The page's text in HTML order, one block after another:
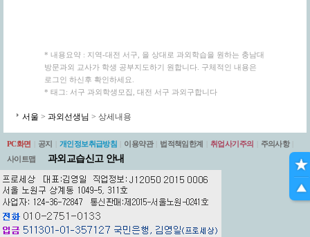
* 내용요약 : 지역-대전 서구, 을 상대로 과외학습을 원하는 충남대
방문과외 교사가 학생 공부지도하기 원합니다. 구체적인 내용은
로그인 하신후 확인하세요.
* 태그: 서구 과외학생모집, 대전 서구 과외구합니다
서울 > 과외선생님 > 상세내용
PC화면 공지 개인정보취급방침 이용약관 법적책임한계 취업사기주의 주의사항
사이트맵
과외교습신고 안내